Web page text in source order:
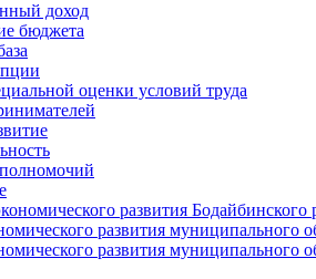
доход
бюджета
оценки условий труда
развития
развития муниципального
развития муниципального